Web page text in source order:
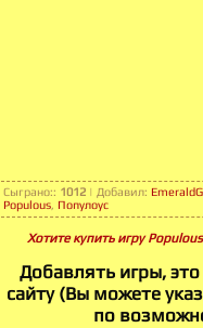
Сыграно:: 1012 | Добавил:
Populous Популоус
Хотите купить игру
Добавлять игры,
сайту (Вы можете
по